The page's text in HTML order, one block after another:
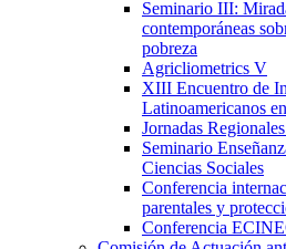
Seminario III:
contemporáneas
pobreza
Agricliometrics V
XIII Encuentro de
Latinoamericanos
Jornadas
Seminario
Ciencias Sociales
Conferencia
parentales y
Conferencia